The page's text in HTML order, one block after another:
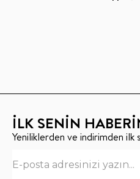
İLK SENİN
Yeniliklerden ve indirimden ilk